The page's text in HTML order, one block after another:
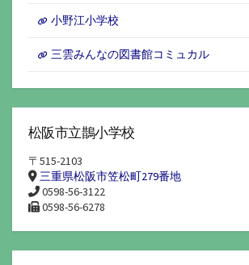
小野江小学校
三雲みんなの図書館コミュカル
松阪市立鵲小学校
〒515-2103
三重県松阪市笠松町279番地
0598-56-3122
0598-56-6278